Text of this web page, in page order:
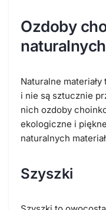
Ozdoby
Naturalne
i nie są sztucznie
nich ozdoby
ekologiczne i
naturalnych
Szyszki